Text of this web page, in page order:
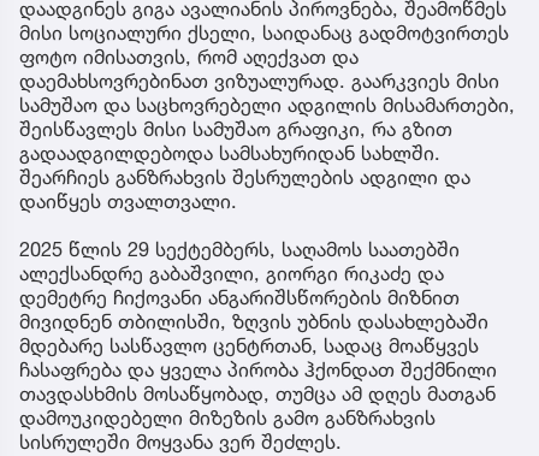
დაადგინეს გიგა ავალიანის პიროვნება, შეამოწმეს
მისი სოციალური ქსელი, საიდანაც გადმოტვირთეს
ფოტო იმისათვის, რომ აღექვათ და
დაემახსოვრებინათ ვიზუალურად. გაარკვიეს მისი
სამუშაო და საცხოვრებელი ადგილის მისამართები,
შეისწავლეს მისი სამუშაო გრაფიკი, რა გზით
გადაადგილდებოდა სამსახურიდან სახლში.
შეარჩიეს განზრახვის შესრულების ადგილი და
დაიწყეს თვალთვალი.
2025 წლის 29 სექტემბერს, საღამოს საათებში
ალექსანდრე გაბაშვილი, გიორგი რიკაძე და
დემეტრე ჩიქოვანი ანგარიშსწორების მიზნით
მივიდნენ თბილისში, ზღვის უბნის დასახლებაში
მდებარე სასწავლო ცენტრთან, სადაც მოაწყვეს
ჩასაფრება და ყველა პირობა ჰქონდათ შექმნილი
თავდასხმის მოსაწყობად, თუმცა ამ დღეს მათგან
დამოუკიდებელი მიზეზის გამო განზრახვის
სისრულეში მოყვანა ვერ შეძლეს.